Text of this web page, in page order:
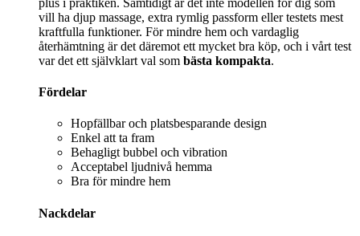
vill ha djup massage, extra rymlig passform eller testets mest
kraftfulla funktioner. För mindre hem och vardaglig
återhämtning är det däremot ett mycket bra köp, och i vårt test
var det ett självklart val som bästa kompakta.
Fördelar
Hopfällbar och platsbesparande design
Enkel att ta fram
Behagligt bubbel och vibration
Acceptabel ljudnivå hemma
Bra för mindre hem
Nackdelar